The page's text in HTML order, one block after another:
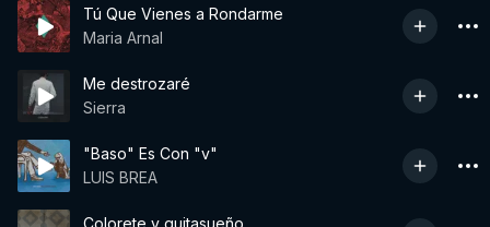
Tú Que Vienes a Rondarme
Maria Arnal
Me destrozaré
Sierra
"Baso" Es Con "v"
LUIS BREA
Colorete y quitasueño